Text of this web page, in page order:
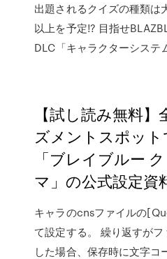
出題されるクイズの種類は
以上を予定!? 目指せ
DLC「キャラクターシステ
【試し読み無料
ズメントスポッ
「ブレイブルー
マ」の公式設定資
キャラのcnsファイルの
て設定する。 繰り返すが
した場合、保存時に文字コ